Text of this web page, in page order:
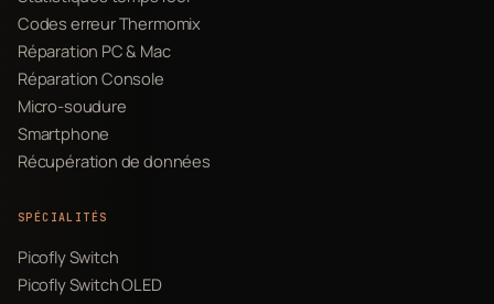
Codes erreur Thermomix
Réparation PC & Mac
Réparation Console
Micro-soudure
Smartphone
Récupération de données
SPÉCIALITÉS
Picofly Switch
Picofly Switch OLED